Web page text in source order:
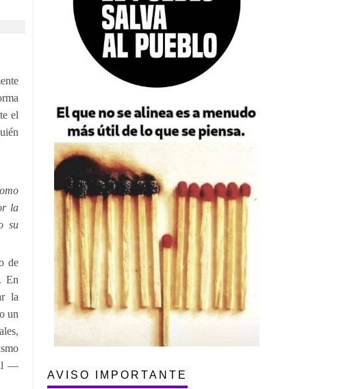
el
la
su
de
En
la
un
—
AVISO IMPORTANTE